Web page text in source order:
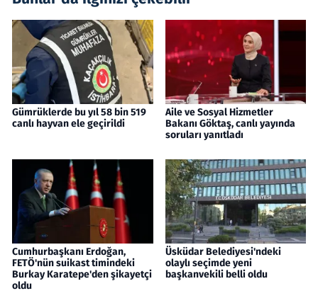
Gümrüklerde bu yıl 58 bin 519
canlı hayvan ele geçirildi
Aile ve Sosyal Hizmetler
Bakanı Göktaş, canlı yayında
soruları yanıtladı
Cumhurbaşkanı Erdoğan,
FETÖ'nün suikast timindeki
Burkay Karatepe'den şikayetçi
oldu
Üsküdar Belediyesi'ndeki
olaylı seçimde yeni
başkanvekili belli oldu